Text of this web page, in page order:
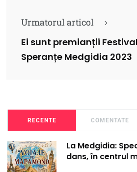
Urmatorul articol
Ei sunt premianții
Speranțe Medgidia 2023
RECENTE COMENTATE
La Medgidia:
dans, în centrul